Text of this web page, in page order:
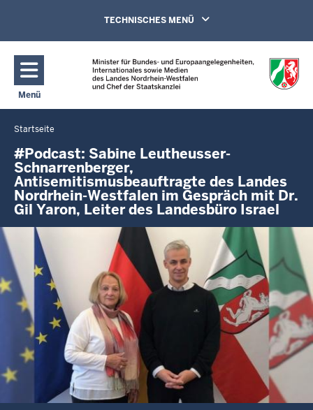
Direkt zum Inhalt
Navigation aktivieren/deaktivieren:
TECHNISCHES MENÜ
Menü
Navigation aktivieren/deaktivieren: Hauptmenü
Sie
befinden
sich
hier
Startseite
#Podcast: Sabine Leutheusser-
Schnarrenberger,
Antisemitismusbeauftragte des Landes
Nordrhein-Westfalen im Gespräch mit Dr.
Gil Yaron, Leiter des Landesbüro Israel